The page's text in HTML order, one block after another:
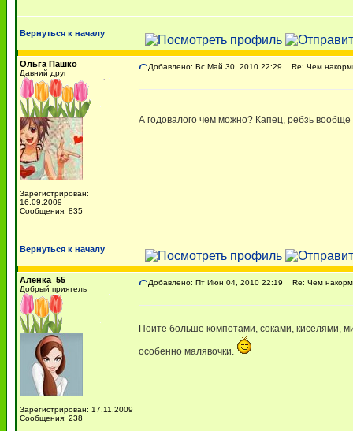
Вернуться к началу
Ольга Пашко
Давний друг
Зарегистрирован:
16.09.2009
Сообщения: 835
Добавлено: Вс Май 30, 2010 22:29 Re: Чем
А годовалого чем можно? Капец, ребзь
Вернуться к началу
Аленка_55
Добрый приятель
Зарегистрирован: 17.11.2009
Сообщения: 238
Добавлено: Пт Июн 04, 2010 22:19 Re: Чем
Поите больше компотами, соками, киселями,
особенно малявочки.